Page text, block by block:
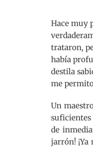
Hace muy
trataron,
había
destila
me
Un
suficientes
de
jarrón! ¡Ya